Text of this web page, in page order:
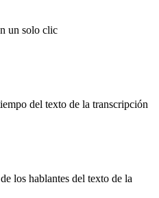
un solo clic
del texto de la transcripción
los hablantes del texto de la